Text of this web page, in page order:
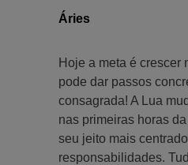
Áries
Hoje a meta é crescer
pode dar passos
consagrada! A Lua
nas primeiras horas
seu jeito mais
responsabilidades.